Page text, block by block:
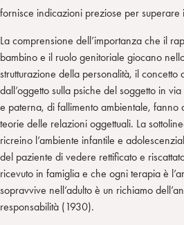
fornisce indicazioni preziose per superare
La comprensione dell’importanza che il
bambino e il ruolo genitoriale giocano
strutturazione della personalità, il concetto
dall’oggetto sulla psiche del soggetto in
e paterna, di fallimento ambientale, fanno
teorie delle relazioni oggettuali. La
ricreino l’ambiente infantile e
del paziente di vedere rettificato e
ricevuto in famiglia e che ogni terapia è
sopravvive nell’adulto è un richiamo
responsabilità (1930).